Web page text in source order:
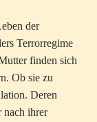
der
Terrorregime
finden sich
Ob sie zu
Deren
nach ihrer